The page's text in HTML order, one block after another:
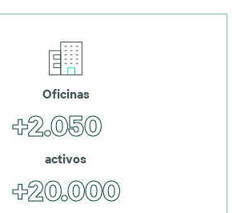
Oficinas
+2.050
activos
+20.000